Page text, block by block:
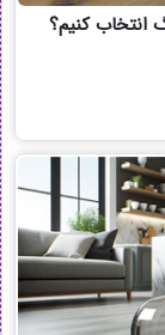
انتخاب کنیم؟